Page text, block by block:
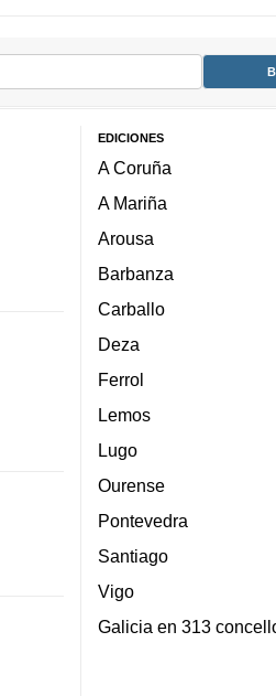
EDICIONES
A Coruña
A Mariña
Arousa
Barbanza
Carballo
Deza
Ferrol
Lemos
Lugo
Ourense
Pontevedra
Santiago
Vigo
Galicia en 313